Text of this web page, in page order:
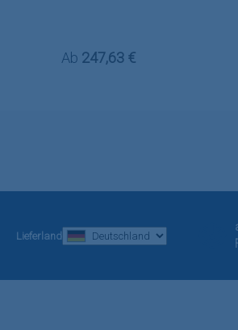
Regulärer Preis:
Ab 247,63 €
Lieferland